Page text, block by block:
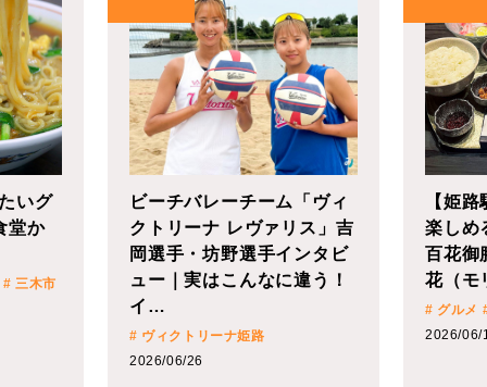
ヴィ
」吉
う！
【姫路駅近】播磨の味覚を
楽しめる人気ランチ「姫路
百花御膳」｜Dining姫路百
花（モリンガ）-壺屋-
# グルメ
2026/06/15
【播
ルメ店
ら特別
# 2026
# 佐用町
2026/06/